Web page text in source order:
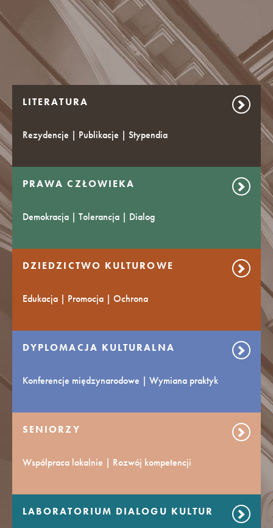
LITERATURA
Rezydencje | Publikacje | Stypendia
PRAWA CZŁOWIEKA
Demokracja | Tolerancja | Dialog
DZIEDZICTWO KULTUROWE
Edukacja | Promocja | Ochrona
DYPLOMACJA KULTURALNA
Konferencje międzynarodowe | Wymiana praktyk
SENIORZY
Współpraca lokalnie | Rozwój kompetencji
LABORATORIUM DIALOGU KULTUR